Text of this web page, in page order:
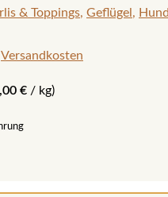
& Toppings, Geflügel ,
Versandkosten
€ / kg)